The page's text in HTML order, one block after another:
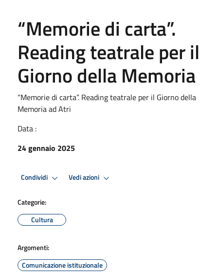
“Memorie di carta”.
Reading teatrale per il
Giorno della Memoria
“Memorie di carta”. Reading teatrale per il Giorno della
Memoria ad Atri
Data :
24 gennaio 2025
Condividi Vedi azioni
Categorie:
Cultura
Argomenti:
Comunicazione istituzionale